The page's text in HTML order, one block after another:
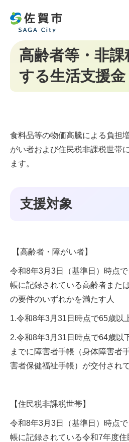
高齢者等・非
する生活支援金
食料品等の物価高騰による負担
がい者および住民税非課税世帯
ます。
支援対象
【高齢者・障がい者】
令和8年3月3日（基準日）時点
帳に記録されている高齢者また
の要件のいずれかを満たす人
1.令和8年3月31日時点で65歳以
2.令和8年3月31日時点で64歳以
までに障害者手帳（身体障害者
害者保健福祉手帳）が交付され
【住民税非課税世帯】
令和8年3月3日（基準日）時点
帳に記録されている令和7年度